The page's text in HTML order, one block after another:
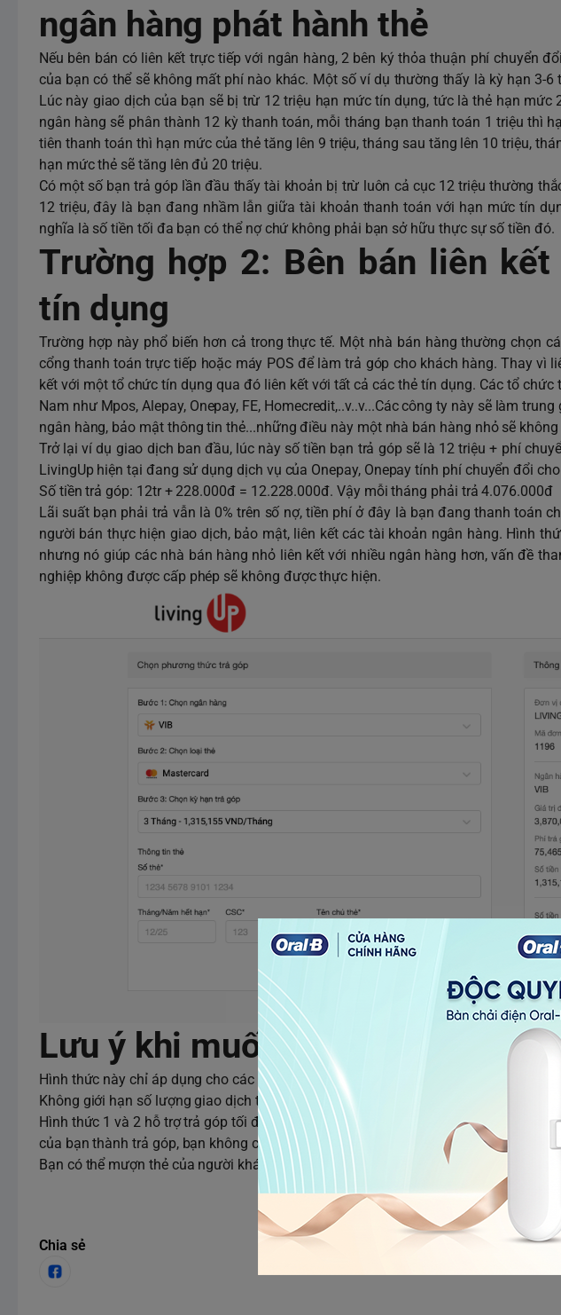
ngân hàng phát hành thẻ
Nếu bên bán có liên kết trực tiếp với ngân hàng, 2 bên ký thỏa thuận phí chuyển
của bạn có thể sẽ không mất phí nào khác. Một số ví dụ thường thấy là kỳ hạn 3-
Lúc này giao dịch của bạn sẽ bị trừ 12 triệu hạn mức tín dụng, tức là thẻ hạn mức
ngân hàng sẽ phân thành 12 kỳ thanh toán, mỗi tháng bạn thanh toán 1 triệu thì
tiên thanh toán thì hạn mức của thẻ tăng lên 9 triệu, tháng sau tăng lên 10 triệu,
hạn mức thẻ sẽ tăng lên đủ 20 triệu.
Có một số bạn trả góp lần đầu thấy tài khoản bị trừ luôn cả cục 12 triệu thường
12 triệu, đây là bạn đang nhầm lẫn giữa tài khoản thanh toán với hạn mức tín
nghĩa là số tiền tối đa bạn có thể nợ chứ không phải bạn sở hữu thực sự số tiền đó.
Trường hợp 2: Bên bán liên
tín dụng
Trường hợp này phổ biến hơn cả trong thực tế. Một nhà bán hàng thường chọn
cổng thanh toán trực tiếp hoặc máy POS để làm trả góp cho khách hàng. Thay vì
kết với một tổ chức tín dụng qua đó liên kết với tất cả các thẻ tín dụng. Các tổ
Nam như Mpos, Alepay, Onepay, FE, Homecredit,..v..v...Các công ty này sẽ làm
ngân hàng, bảo mật thông tin thẻ...những điều này một nhà bán hàng nhỏ sẽ
Trở lại ví dụ giao dịch ban đầu, lúc này số tiền bạn trả góp sẽ là 12 triệu + phí
LivingUp hiện tại đang sử dụng dịch vụ của Onepay, Onepay tính phí chuyển đổi
Số tiền trả góp: 12tr + 228.000đ = 12.228.000đ. Vậy mỗi tháng phải trả 4.076.000đ
Lãi suất bạn phải trả vẫn là 0% trên số nợ, tiền phí ở đây là bạn đang thanh toán
người bán thực hiện giao dịch, bảo mật, liên kết các tài khoản ngân hàng. Hình
nhưng nó giúp các nhà bán hàng nhỏ liên kết với nhiều ngân hàng hơn, vấn đề
nghiệp không được cấp phép sẽ không được thực hiện.
Lưu ý khi muốn mua Trả góp 0%
Hình thức này chỉ áp dụng cho các đơn hàng giá trị trên 3 triệu đồng.
Không giới hạn số lượng giao dịch tối đa mỗi tháng, chỉ cần thẻ tín dụng còn đủ
Hình thức 1 và 2 hỗ trợ trả góp tối đa 12 tháng, ngân hàng và đơn vị bán hàng tự
của bạn thành trả góp, bạn không cần làm gì hết.
Bạn có thể mượn thẻ của người khác để mua, miễn là được sự cho phép của họ.
Chia sẻ